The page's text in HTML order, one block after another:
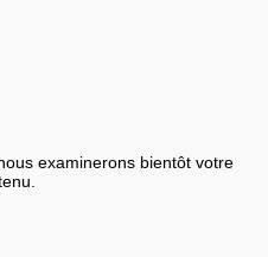
examinerons bientôt votre